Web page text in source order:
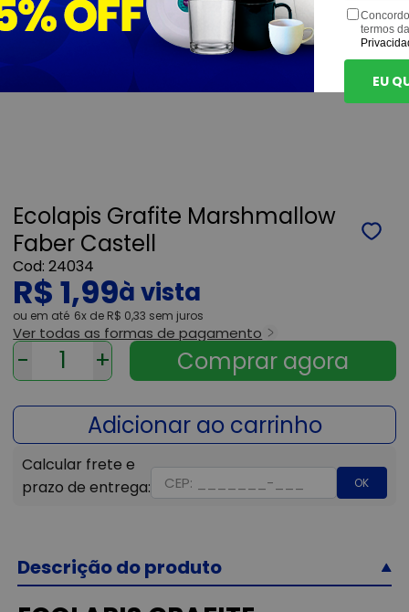
Ecolapis Grafite Marshmallow
Faber Castell
24034
R$ 1,99
ou 6x de R$ 0,33 sem juros
Ver todas as formas de pagamento
- +
OK
Descrição do produto
termos
EU